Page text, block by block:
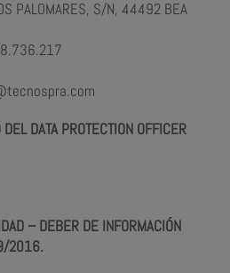
PALOMARES, S/N, 44492 BEA
DATA PROTECTION OFFICER
– DEBER DE INFORMACIÓN
2016.